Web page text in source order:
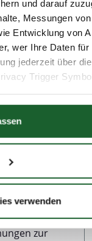
und darauf
Messungen
Entwicklung von
wer Ihre Daten für
jederzeit über
Trigger
Lage erfassen,
nach bestimmten
Daten
verwenden
sehr darum
Service
Ihrer
und
zur